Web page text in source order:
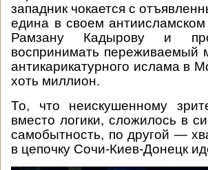
западник чокается с
едина в своем
Рамзану Кадырову и
воспринимать переживаемый
антикарикатурного ислама в
хоть миллион.
То, что неискушенному
вместо логики, сложилось в
самобытность, по другой —
в цепочку Сочи-Киев-Донецк